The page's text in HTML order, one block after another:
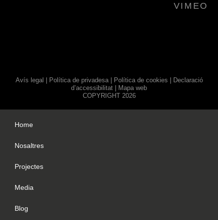
VIMEO
Avís legal Política de privadesa| Política de cookies
Declaració
d’accessibilitat
Mapa web
COPYRIGHT 2026
Home
Nosaltres
Projectes
Media
Blog